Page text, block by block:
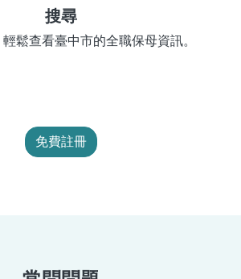
搜尋
鬆查看臺中市的全職保母資訊。
免費註冊